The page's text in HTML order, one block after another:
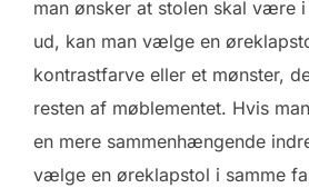
man ønsker at stolen skal være
ud, kan man vælge en
kontrastfarve eller et mønster,
resten af møblementet. Hvis
en mere sammenhængende
vælge en øreklapstol i samme